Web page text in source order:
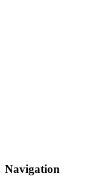
Navigation